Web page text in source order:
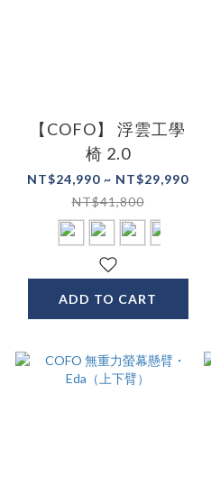
【COFO】 浮雲工學
椅 2.0
NT$24,990 ~ NT$29,990
NT$41,800
ADD TO CART